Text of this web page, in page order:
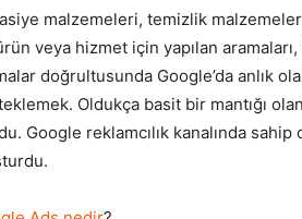
malzemeleri, temizlik
veya hizmet için yapılan
doğrultusunda Google’da anlık
Oldukça basit bir mantığı
Google reklamcılık kanalında